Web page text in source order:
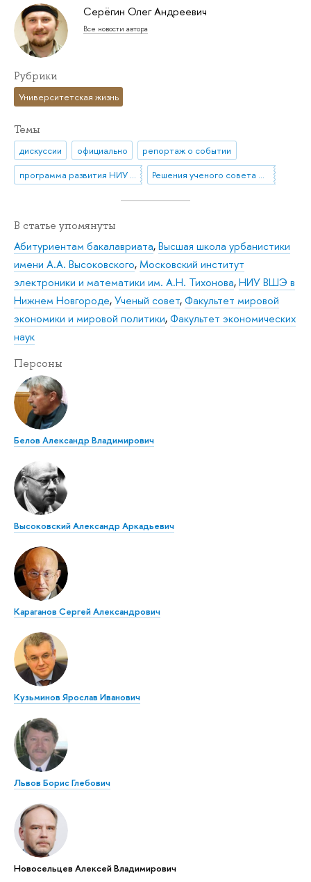
Серёгин Олег Андреевич
Все новости автора
Рубрики
Университетская жизнь
Темы
дискуссии официально
репортаж о событии
программа развития НИУ ВШЭ
Решения ученого совета НИУ ВШЭ
В статье упомянуты
Абитуриентам бакалавриата,Высшая школа урбанистики
имени А.А. Высоковского,Московский институт
электроники и математики им. А.Н. Тихонова,НИУ ВШЭ в
Нижнем Новгороде,Ученый совет,Факультет мировой
экономики и мировой политики,Факультет экономических
наук
Персоны
Белов Александр Владимирович
Высоковский Александр Аркадьевич
Караганов Сергей Александрович
Кузьминов Ярослав Иванович
Львов Борис Глебович
Новосельцев Алексей Владимирович